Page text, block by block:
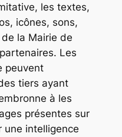
les textes,
icônes, sons,
la Mairie de
Les
peuvent
tiers ayant
à les
présentes sur
une intelligence